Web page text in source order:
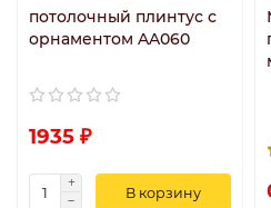
потолочный плинтус с
орнаментом AA060
1935 ₽
В корзину